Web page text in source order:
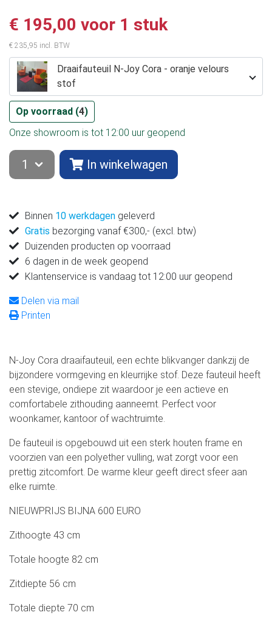
€ 195,00 voor 1 stuk
€ 235,95 incl. BTW
Draaifauteuil N-Joy Cora - oranje velours
stof
Op voorraad (4)
Onze showroom is tot 12:00 uur geopend
In winkelwagen
Binnen 10 werkdagen geleverd
Gratis bezorging vanaf €300,- (excl. btw)
Duizenden producten op voorraad
6 dagen in de week geopend
Klantenservice is vandaag tot 12:00 uur geopend
Delen via mail
Printen
N-Joy Cora draaifauteuil, een echte blikvanger dankzij de
bijzondere vormgeving en kleurrijke stof. Deze fauteuil heeft
een stevige, ondiepe zit waardoor je een actieve en
comfortabele zithouding aanneemt. Perfect voor
woonkamer, kantoor of wachtruimte.
De fauteuil is opgebouwd uit een sterk houten frame en
voorzien van een polyether vulling, wat zorgt voor een
prettig zitcomfort. De warme kleur geeft direct sfeer aan
elke ruimte.
NIEUWPRIJS BIJNA 600 EURO
Zithoogte 43 cm
Totale hoogte 82 cm
Zitdiepte 56 cm
Totale diepte 70 cm